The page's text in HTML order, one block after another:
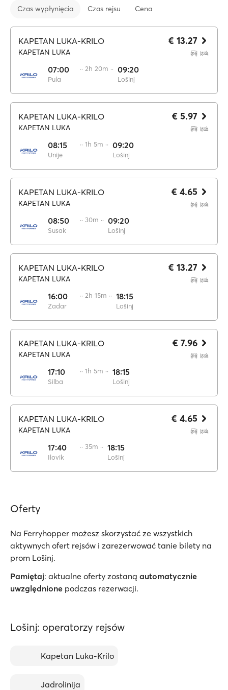
Czas wypłynięcia Czas rejsu Cena
KAPETAN LUKA-KRILO
KAPETAN LUKA
07:00
Pula
·· 2h 20m ·· 09:20
Lošinj
€ 13.27
KAPETAN LUKA-KRILO
KAPETAN LUKA
08:15
Unije
·· 1h 5m ·· 09:20
Lošinj
€ 5.97
KAPETAN LUKA-KRILO
KAPETAN LUKA
08:50
Susak
·· 30m ·· 09:20
Lošinj
€ 4.65
KAPETAN LUKA-KRILO
KAPETAN LUKA
16:00
Zadar
·· 2h 15m ·· 18:15
Lošinj
€ 13.27
KAPETAN LUKA-KRILO
KAPETAN LUKA
17:10
Silba
·· 1h 5m ·· 18:15
Lošinj
€ 7.96
KAPETAN LUKA-KRILO
KAPETAN LUKA
17:40
Ilovik
·· 35m ·· 18:15
Lošinj
€ 4.65
Oferty
Na Ferryhopper możesz skorzystać ze wszystkich
aktywnych ofert rejsów i zarezerwować tanie bilety na
prom Lošinj.
Pamiętaj: aktualne oferty zostaną automatycznie
uwzględnione podczas rezerwacji.
Lošinj: operatorzy rejsów
Kapetan Luka-Krilo
Jadrolinija